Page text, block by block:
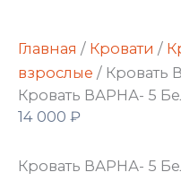
Главная / Кровати /
взрослые / Кровать
Кровать ВАРНА- 5
14 000 ₽
Кровать ВАРНА- 5